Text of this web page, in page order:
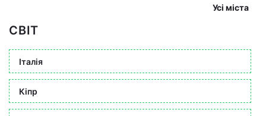
Усі міста
СВІТ
Італія
Кіпр